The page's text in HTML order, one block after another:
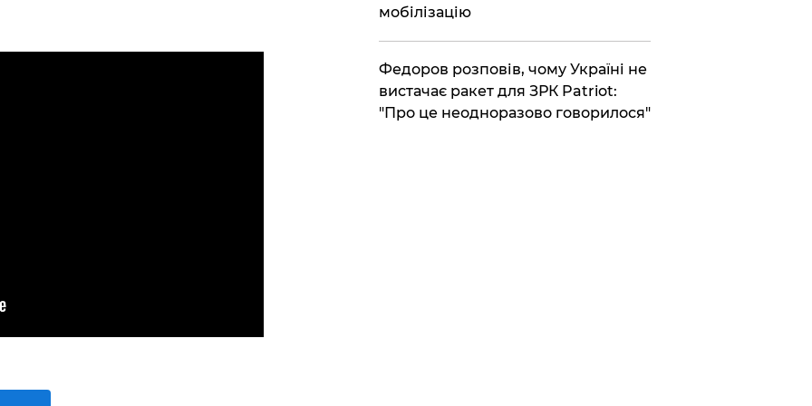
мобілізацію
​Федоров розповів, чому Україні не
вистачає ракет для ЗРК Patriot:
"Про це неодноразово говорилося"